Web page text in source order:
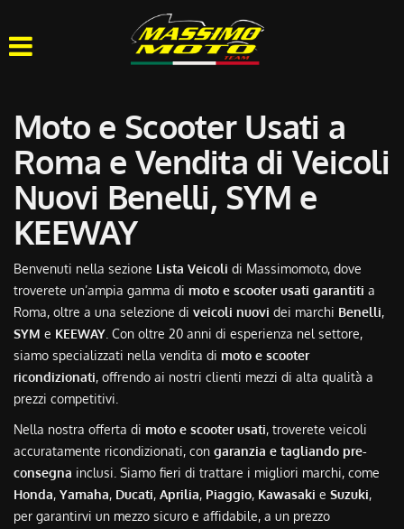
LISTA VEICOLI
OFFICINA
ACQUISTIAMO USATO
ASSISTENZA
Moto e Scooter Usati a
Roma e Vendita di Veicoli
Nuovi Benelli, SYM e
KEEWAY
Benvenuti nella sezione Lista Veicoli di Massimomoto, dove
troverete un’ampia gamma di moto e scooter usati garantiti a
Roma, oltre a una selezione di veicoli nuovi dei marchi Benelli,
SYM e KEEWAY . Con oltre 20 anni di esperienza nel settore,
siamo specializzati nella vendita di moto e scooter
ricondizionati, offrendo ai nostri clienti mezzi di alta qualità a
prezzi competitivi.
Nella nostra offerta di moto e scooter usati, troverete veicoli
accuratamente ricondizionati, con garanzia e tagliando pre-
consegna inclusi. Siamo fieri di trattare i migliori marchi, come
Honda, Yamaha, Ducati, Aprilia, Piaggio, Kawasaki e Suzuki,
per garantirvi un mezzo sicuro e affidabile, a un prezzo